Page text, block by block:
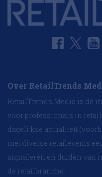
Over RetailTrends
RetailTrends Media is dé
voor professionals in retail
dagelijkse actualiteit
met diverse retailevents
signaleren en duiden van
de retailbranche.